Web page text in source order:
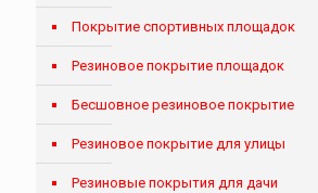
Покрытие спортивных площадок
Резиновое покрытие площадок
Бесшовное резиновое покрытие
Резиновое покрытие для улицы
Резиновые покрытия для дачи